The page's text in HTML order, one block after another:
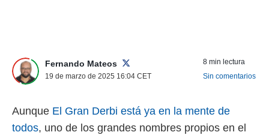
en
nuestra
y
Fernando Mateos
19 de marzo de 2025 16:04 CET
8 min lectura
Sin comentarios
Aunque El Gran Derbi está ya en la mente de
todos, uno de los grandes nombres propios en el